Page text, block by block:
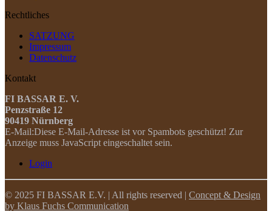
Rechtliches
SATZUNG
Impressum
Datenschutz
Kontakt
FI BASSAR E. V.
Penzstraße 12
90419 Nürnberg
E-Mail:Diese E-Mail-Adresse ist vor Spambots geschützt! Zur
Anzeige muss JavaScript eingeschaltet sein.
Login
© 2025 FI BASSAR E.V. | All rights reserved | Concept & Design
by Klaus Fuchs Communication